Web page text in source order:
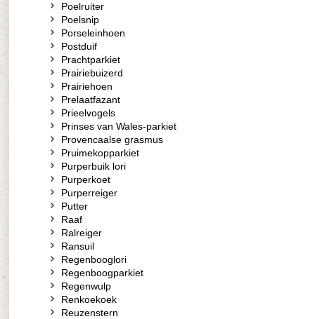
Poelruiter
Poelsnip
Porseleinhoen
Postduif
Prachtparkiet
Prairiebuizerd
Prairiehoen
Prelaatfazant
Prieelvogels
Prinses van Wales-parkiet
Provencaalse grasmus
Pruimekopparkiet
Purperbuik lori
Purperkoet
Purperreiger
Putter
Raaf
Ralreiger
Ransuil
Regenbooglori
Regenboogparkiet
Regenwulp
Renkoekoek
Reuzenstern